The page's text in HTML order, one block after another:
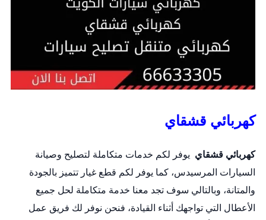
كهربائي قشقاي
كهربائي قشقاي يوفر لكم خدمات متكاملة لتصليح وصيانة
السيارات المرسيدس، كما يوفر لكم قطع غيار تتميز بالجودة
والمتانة، وبالتالي سوف تجد معنا خدمة متكاملة لحل جميع
الأعطال التي تواجهك أثناء القيادة، فنحن نوفر لك فريق عمل